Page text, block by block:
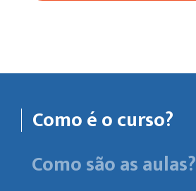
Como é o curso?
Como são as aulas?